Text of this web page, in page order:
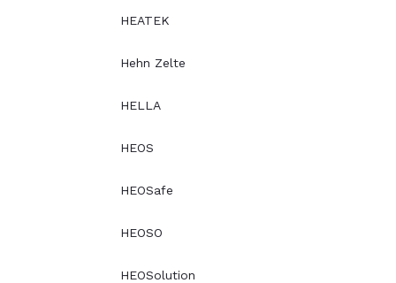
HEATEK
Hehn Zelte
HELLA
HEOS
HEOSafe
HEOSO
HEOSolution